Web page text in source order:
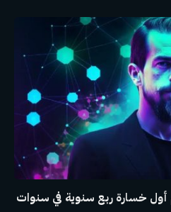
خسارة ربع سنوية في سنوات